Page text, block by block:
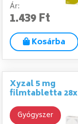
Ár:
1.439 Ft
Kosárba
Xyzal 5 mg
filmtabletta 28x
Gyógyszer